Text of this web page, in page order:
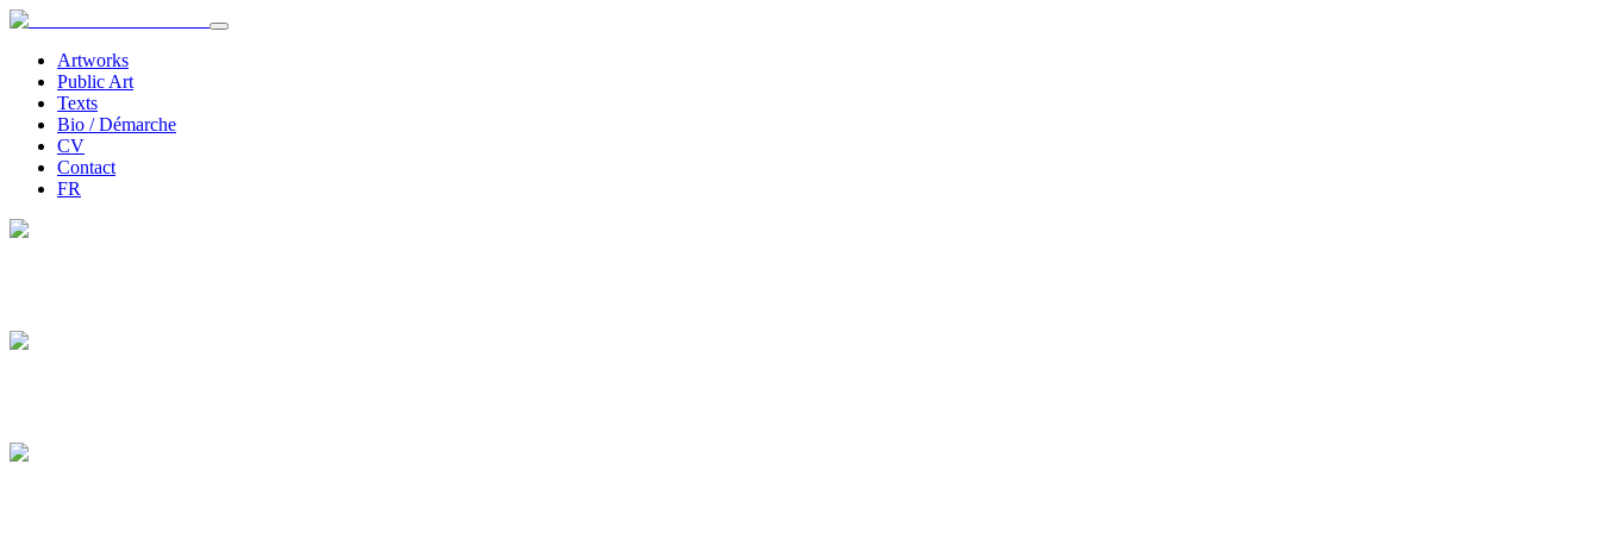
Artworks
Public Art
Texts
Bio / Démarche
CV
Contact
FR